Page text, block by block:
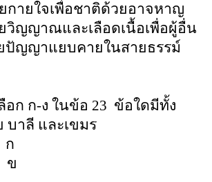
กายใจเพื่อชาติด้วยอาจหาญ
วิญญาณและเลือดเนื้อเพื่อผู้อื่น
ปัญญาแยบคายในสายธรรม์
อก ก-ง ในข้อ 23 ข้อใดมีทั้ง
บาลี และเขมร
ก
ข